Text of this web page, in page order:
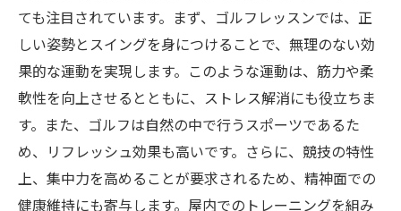
心身の健康を維持するためのゴルフのすす
め
ゴルフを通じたリフレッシュの重要性
ても注目されています。まず、ゴルフレッスンでは、正
しい姿勢とスイングを身につけることで、無理のない効
果的な運動を実現します。このような運動は、筋力や柔
軟性を向上させるとともに、ストレス解消にも役立ちま
す。また、ゴルフは自然の中で行うスポーツであるた
め、リフレッシュ効果も高いです。さらに、競技の特性
上、集中力を高めることが要求されるため、精神面での
健康維持にも寄与します。屋内でのトレーニングを組み